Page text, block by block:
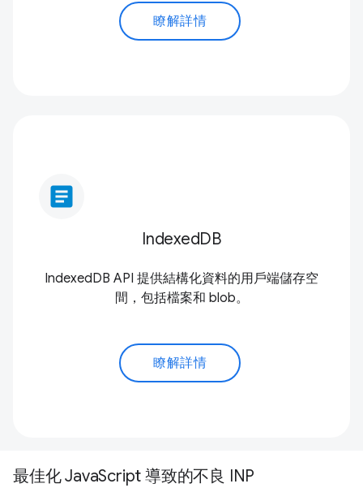
瞭解詳情
article
IndexedDB
IndexedDB API 提供結構化資料的用戶端儲存空
間，包括檔案和 blob。
瞭解詳情
最佳化 JavaScript 導致的不良 INP